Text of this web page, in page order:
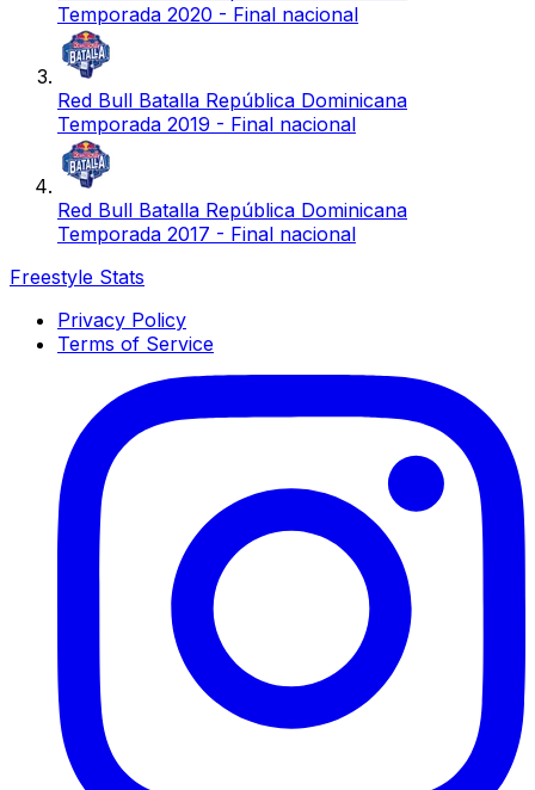
Temporada 2020 - Final nacional
Red Bull Batalla República Dominicana
Temporada 2019 - Final nacional
Red Bull Batalla República Dominicana
Temporada 2017 - Final nacional
Freestyle Stats
Privacy Policy
Terms of Service